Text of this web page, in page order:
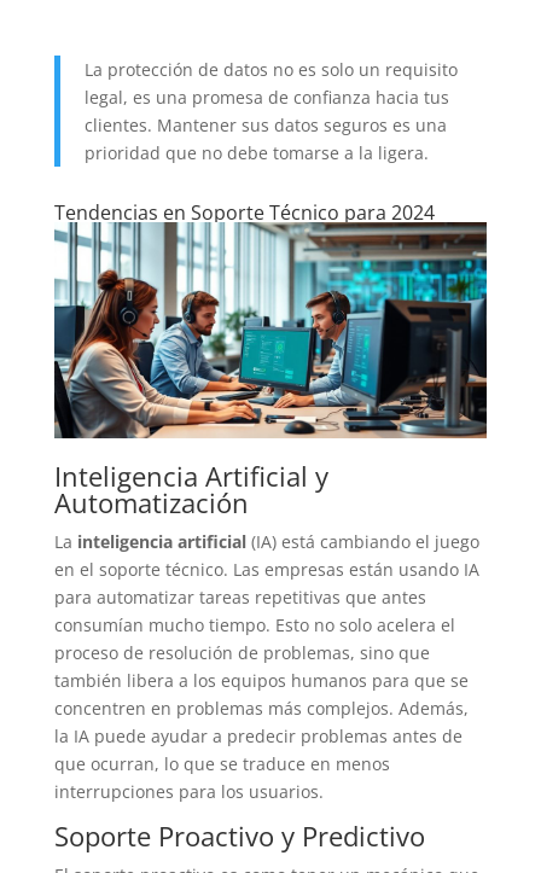
La protección de datos no es solo un requisito
legal, es una promesa de confianza hacia tus
clientes. Mantener sus datos seguros es una
prioridad que no debe tomarse a la ligera.
Tendencias en Soporte Técnico para 2024
Inteligencia Artificial y
Automatización
La inteligencia artificial(IA) está cambiando el juego
en el soporte técnico. Las empresas están usando IA
para automatizar tareas repetitivas que antes
consumían mucho tiempo. Esto no solo acelera el
proceso de resolución de problemas, sino que
también libera a los equipos humanos para que se
concentren en problemas más complejos. Además,
la IA puede ayudar a predecir problemas antes de
que ocurran, lo que se traduce en menos
interrupciones para los usuarios.
Soporte Proactivo y Predictivo